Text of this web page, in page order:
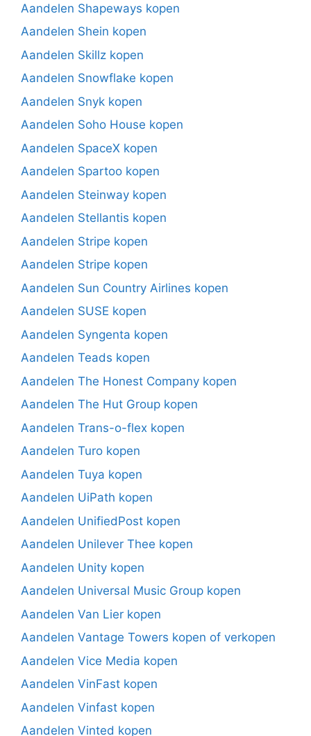
Aandelen Shapeways kopen
Aandelen Shein kopen
Aandelen Skillz kopen
Aandelen Snowflake kopen
Aandelen Snyk kopen
Aandelen Soho House kopen
Aandelen SpaceX kopen
Aandelen Spartoo kopen
Aandelen Steinway kopen
Aandelen Stellantis kopen
Aandelen Stripe kopen
Aandelen Stripe kopen
Aandelen Sun Country Airlines kopen
Aandelen SUSE kopen
Aandelen Syngenta kopen
Aandelen Teads kopen
Aandelen The Honest Company kopen
Aandelen The Hut Group kopen
Aandelen Trans-o-flex kopen
Aandelen Turo kopen
Aandelen Tuya kopen
Aandelen UiPath kopen
Aandelen UnifiedPost kopen
Aandelen Unilever Thee kopen
Aandelen Unity kopen
Aandelen Universal Music Group kopen
Aandelen Van Lier kopen
Aandelen Vantage Towers kopen of verkopen
Aandelen Vice Media kopen
Aandelen VinFast kopen
Aandelen Vinfast kopen
Aandelen Vinted kopen